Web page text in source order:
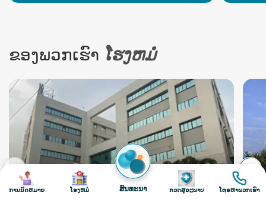
ດ້ວຍຄວາມກ້າວໜ້າຂອງວິທະຍາສາດທາງການແພດ,
ພະຍາດດັ່ງກ່າວມີຄວາມເຂົ້າໃຈ ແລະ ການຄຸ້ມຄອງທີ່ດີ
ເປັນພະຍາດນີ້ຫຼາຍຄົນສາມາດດຳລົງຊີວິດໄດ້ຕາມ
ປົກກະຕິ. ຄວາມເຂົ້າໃຈກ່ຽວກັບພະຍາດບ້າຫມູ: ສາເຫດ
ຂອງພະຍາດທາງປະສາດນີ້ແມ່ນຫຍັງ? ພະຍາດບ້າໝູ,
ຄວາມຜິດປົກກະຕິທາງລະບົບປະສາດ, ເກີດຈາກກິດຈະກຳ
ທາງໄຟຟ້າຜິດປົກກະຕິໃນສະໝອງ. ໃນສະໝອງປົກກະຕິ,
ສັນຍານໄຟຟ້າໄຫຼວຽນໄດ້ຢ່າງລຽບງ່າຍ ແລະ ຈັດລຽງຕົວ
ມັນເອງໃນລັກສະນະທີ່ຄວບຄຸມໜ້າທີ່ ແລະ ການຕອບ
ສະໜອງຂອງຮ່າງກາຍຂອງພວກເຮົາ. ຢ່າງໃດກໍຕາມ, ໃນ
ຄົນທີ່ເປັນພະຍາດບ້າໝູ, ລະບົບນີ້ຈະຖືກລົບກວນ ແລະ
ເຮັດໃຫ້ເກີດການລະເບີດຂອງກິດຈະກຳທາງໄຟຟ້າ ຫຼື
ອ້ອມຂ້າງ
ຕັດແບບ
ການເຊື່
ປະສາດໄ
ຕັດໃນໜ້າ
ຄວາມແນ່
ຊ່ວຍຫຼຸດ
ໄວຂຶ້ນສ
ຕັດລະບົບ
ຂອງ​ພວກ​ເຮົາ ໂຮງຫມໍ
ຮູບພາບ
ການນັດຫມາຍ
ຮູບພາບ
ໂຮງຫມໍ ສົນທະນາ
ຮູບພາບ
ກວດສຸຂະພາບ
ຮູບພາບ
ໂທຣຫາພວກເຮົາ